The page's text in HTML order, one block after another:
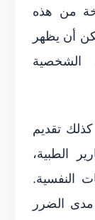
من هذه
أن يظهر
الشخصية
تقديم
الطبية،
النفسية.
مدى الضرر